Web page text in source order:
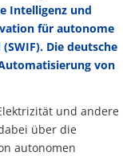
Intelligenz und
für autonome
Die deutsche
von
und andere
über die
autonomen